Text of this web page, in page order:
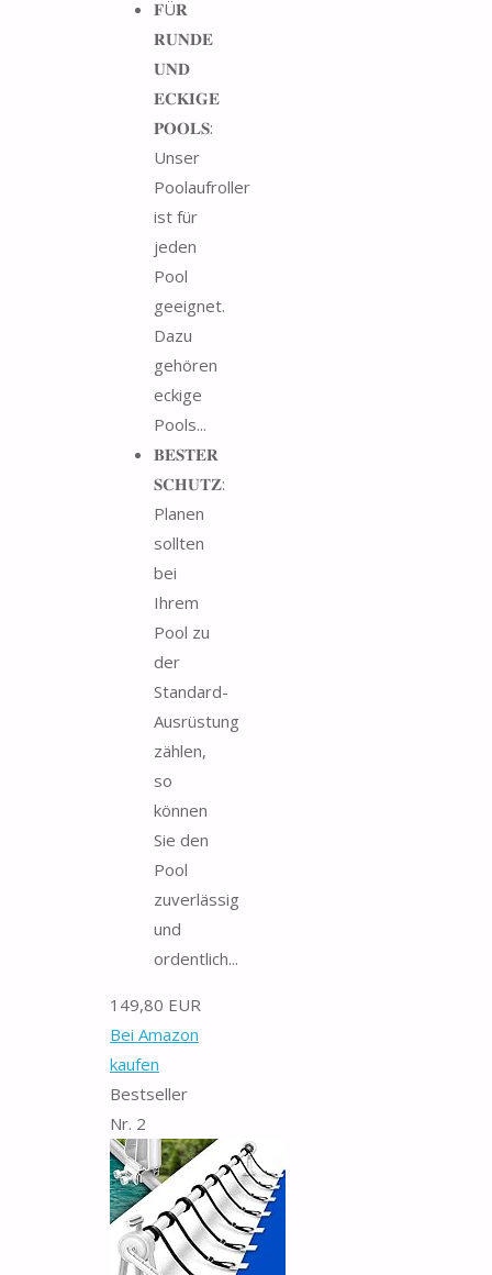
𝐅Ü𝐑
𝐑𝐔𝐍𝐃𝐄
𝐔𝐍𝐃
𝐄𝐂𝐊𝐈𝐆𝐄
𝐏𝐎𝐎𝐋𝐒:
Unser
Poolaufroller
ist für
jeden
Pool
geeignet.
Dazu
gehören
eckige
Pools...
𝐁𝐄𝐒𝐓𝐄𝐑
𝐒𝐂𝐇𝐔𝐓𝐙:
Planen
sollten
bei
Ihrem
Pool zu
der
Standard-
Ausrüstung
zählen,
so
können
Sie den
Pool
zuverlässig
und
ordentlich...
149,80 EUR
Bei Amazon
kaufen
Bestseller
Nr. 2